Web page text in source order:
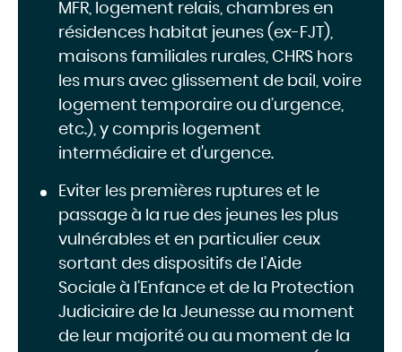
MFR, logement relais, chambres en
résidences habitat jeunes (ex-FJT),
maisons familiales rurales, CHRS hors
les murs avec glissement de bail, voire
logement temporaire ou d’urgence,
etc.), y compris logement
intermédiaire et d'urgence.
Eviter les premières ruptures et le
passage à la rue des jeunes les plus
vulnérables et en particulier ceux
sortant des dispositifs de l’Aide
Sociale à l’Enfance et de la Protection
Judiciaire de la Jeunesse au moment
de leur majorité ou au moment de la